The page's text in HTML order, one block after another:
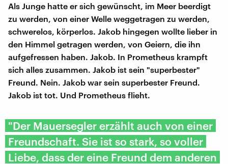
Als Junge hatte er sich gewünscht, im Meer beerdigt
zu werden, von einer Welle weggetragen zu werden,
schwerelos, körperlos. Jakob hingegen wollte lieber in
den Himmel getragen werden, von Geiern, die ihn
aufgefressen haben. Jakob. In Prometheus krampft
sich alles zusammen. Jakob ist sein "superbester"
Freund. Nein. Jakob war sein superbester Freund.
Jakob ist tot. Und Prometheus flieht.
"Der Mauersegler erzählt auch von einer
Freundschaft. Sie ist so stark, so voller
Liebe, dass der eine Freund dem anderen